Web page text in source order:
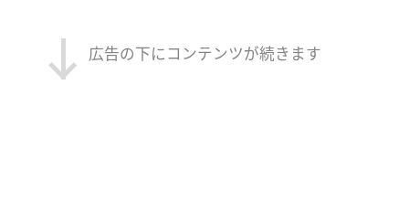
広告の下にコンテンツが続きます